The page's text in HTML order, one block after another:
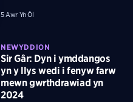
5 Awr Yn Ôl
NEWYDDION
Sir Gâr: Dyn i ymddangos
yn y llys wedi i fenyw farw
mewn gwrthdrawiad yn
2024